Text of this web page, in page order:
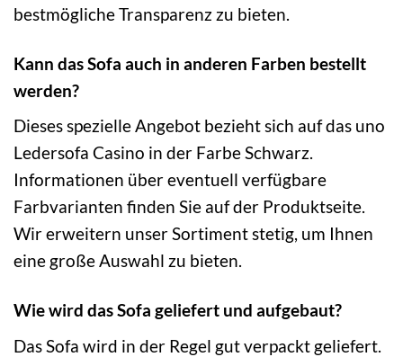
bestmögliche Transparenz zu bieten.
Kann das Sofa auch in anderen Farben bestellt
werden?
Dieses spezielle Angebot bezieht sich auf das uno
Ledersofa Casino in der Farbe Schwarz.
Informationen über eventuell verfügbare
Farbvarianten finden Sie auf der Produktseite.
Wir erweitern unser Sortiment stetig, um Ihnen
eine große Auswahl zu bieten.
Wie wird das Sofa geliefert und aufgebaut?
Das Sofa wird in der Regel gut verpackt geliefert.